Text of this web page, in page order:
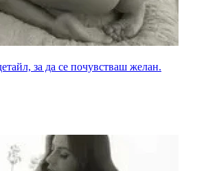
за да се почувстваш желан.